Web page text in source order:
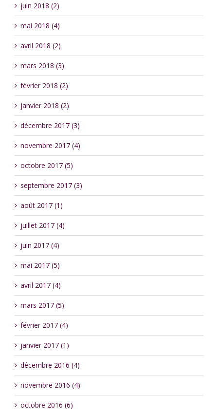
juin 2018 (2)
mai 2018 (4)
avril 2018 (2)
mars 2018 (3)
février 2018 (2)
janvier 2018 (2)
décembre 2017 (3)
novembre 2017 (4)
octobre 2017 (5)
septembre 2017 (3)
août 2017 (1)
juillet 2017 (4)
juin 2017 (4)
mai 2017 (5)
avril 2017 (4)
mars 2017 (5)
février 2017 (4)
janvier 2017 (1)
décembre 2016 (4)
novembre 2016 (4)
octobre 2016 (6)